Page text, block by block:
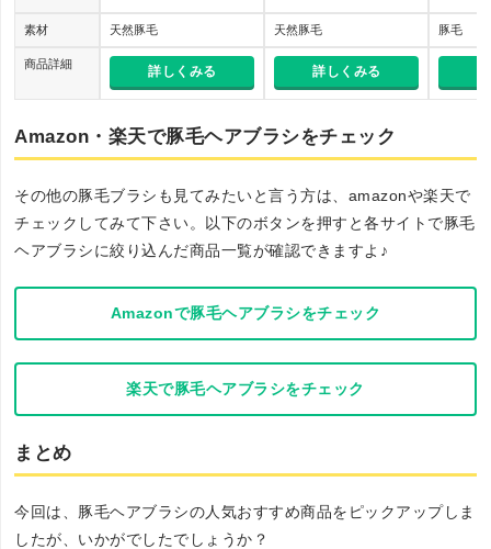
素材
商品詳細
天然豚毛
詳しくみる
天然豚毛
詳しくみる
豚毛
Amazon・楽天で豚毛ヘアブラシをチェック
その他の豚毛ブラシも見てみたいと言う方は、amazonや楽天で
チェックしてみて下さい。以下のボタンを押すと各サイトで豚毛
ヘアブラシに絞り込んだ商品一覧が確認できますよ♪
Amazonで豚毛ヘアブラシをチェック
楽天で豚毛ヘアブラシをチェック
まとめ
今回は、豚毛ヘアブラシの人気おすすめ商品をピックアップしま
したが、いかがでしたでしょうか？